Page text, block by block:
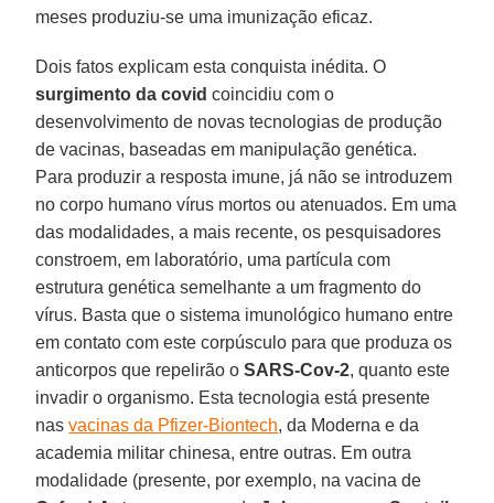
meses produziu-se uma imunização eficaz.
Dois fatos explicam esta conquista inédita. O
surgimento da covid coincidiu com o
desenvolvimento de novas tecnologias de produção
de vacinas, baseadas em manipulação genética.
Para produzir a resposta imune, já não se introduzem
no corpo humano vírus mortos ou atenuados. Em uma
das modalidades, a mais recente, os pesquisadores
constroem, em laboratório, uma partícula com
estrutura genética semelhante a um fragmento do
vírus. Basta que o sistema imunológico humano entre
em contato com este corpúsculo para que produza os
anticorpos que repelirão oSARS-Cov-2, quanto este
invadir o organismo. Esta tecnologia está presente
nasvacinas da Pfizer-Biontech, da Moderna e da
academia militar chinesa, entre outras. Em outra
modalidade (presente, por exemplo, na vacina de